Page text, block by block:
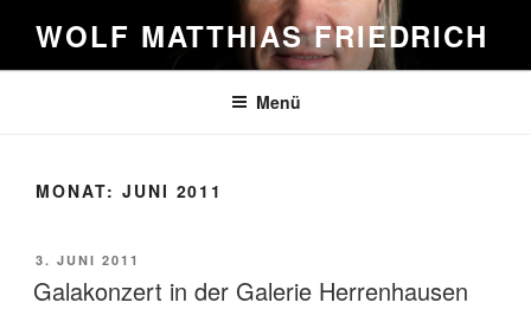
Inhalt
springen
WOLF MATTHIAS FRIEDRICH
Menü
MONAT: JUNI 2011
VERÖFFENTLICHT
AM
3. JUNI 2011
Galakonzert in der Galerie Herrenhausen